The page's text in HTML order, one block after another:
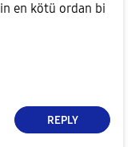
en kötü ordan bi
REPLY